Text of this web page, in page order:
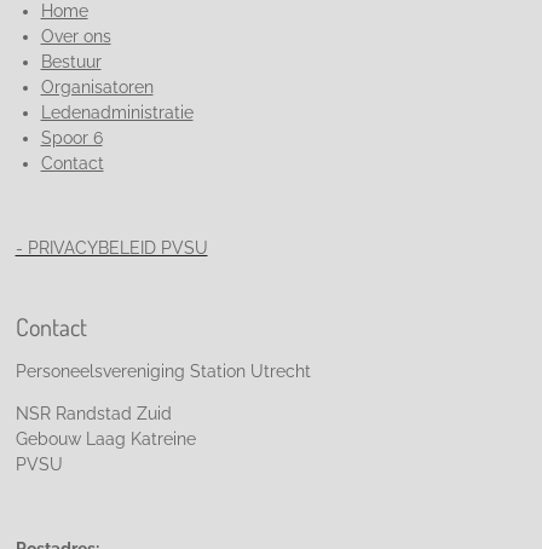
Home
Over ons
Bestuur
Organisatoren
Ledenadministratie
Spoor 6
Contact
- PRIVACYBELEID PVSU
Contact
Personeelsvereniging Station Utrecht
NSR Randstad Zuid
Gebouw Laag Katreine
PVSU